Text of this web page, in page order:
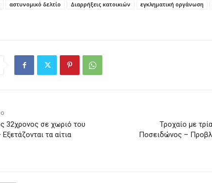
αστυνομικό δελτίο Διαρρήξεις κατοικιών εγκληματική οργάνωση
32χρονος σε χωριό του
τα αίτια
Τροχαίο με
Ποσειδώνος –